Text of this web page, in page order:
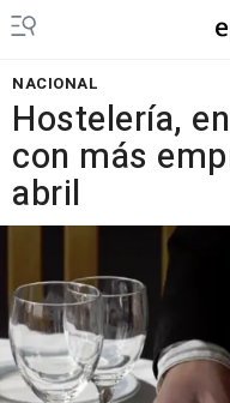
NACIONAL
Hostelería,
con más
abril